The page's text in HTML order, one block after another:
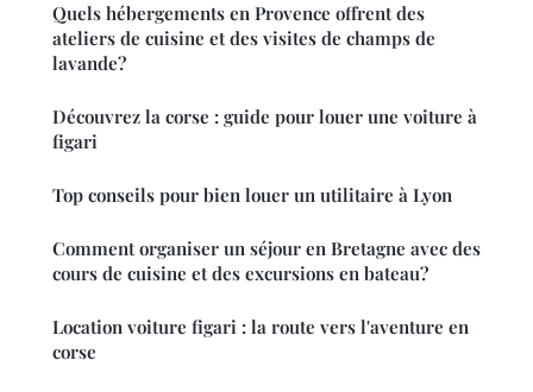
Quels hébergements en Provence offrent des
ateliers de cuisine et des visites de champs de
lavande?
Découvrez la corse : guide pour louer une voiture à
figari
Top conseils pour bien louer un utilitaire à Lyon
Comment organiser un séjour en Bretagne avec des
cours de cuisine et des excursions en bateau?
Location voiture figari : la route vers l'aventure en
corse